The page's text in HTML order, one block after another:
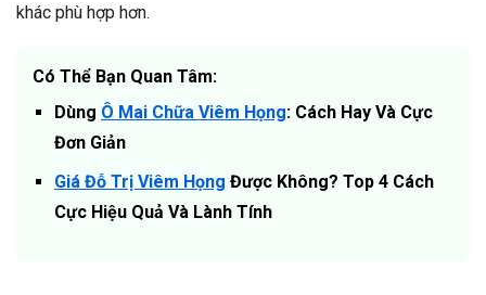
khác phù hợp hơn.
Có Thể Bạn Quan Tâm:
Dùng Ô Mai Chữa Viêm Họng: Cách Hay Và Cực
Đơn Giản
Giá Đỗ Trị Viêm Họng Được Không? Top 4 Cách
Cực Hiệu Quả Và Lành Tính